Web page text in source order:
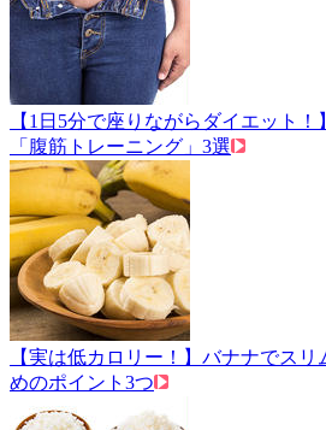
【1日5分で座りながらダイエット！
「腹筋トレーニング」3選
【実は低カロリー！】バナナでス
めのポイント3つ